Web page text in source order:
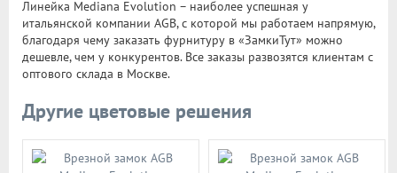
Линейка Mediana Evolution – наиболее успешная у
итальянской компании AGB, с которой мы работаем напрямую,
благодаря чему заказать фурнитуру в «ЗамкиТут» можно
дешевле, чем у конкурентов. Все заказы развозятся клиентам с
оптового склада в Москве.
Другие цветовые решения